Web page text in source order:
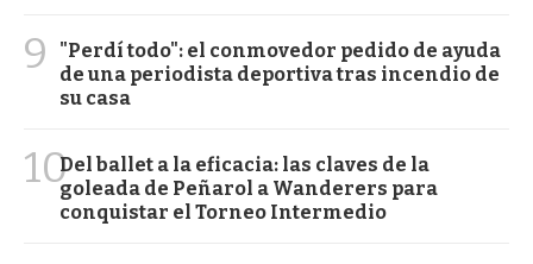
9
"Perdí todo": el conmovedor pedido de ayuda
de una periodista deportiva tras incendio de
su casa
10Del ballet a la eficacia: las claves de la
goleada de Peñarol a Wanderers para
conquistar el Torneo Intermedio